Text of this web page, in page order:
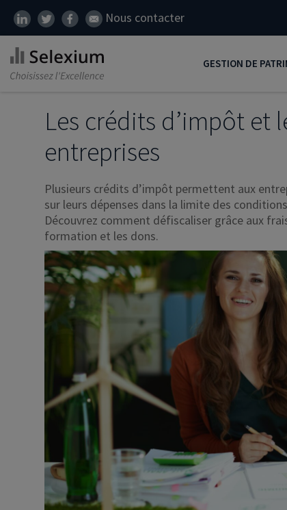
Nous contacter
GESTION DE
Réduire ses impôts
Transmission de
SCI
Comment placer
Défiscalisation
Dirigeant
Conseils fiscalité
Les crédits d’impôt et
entreprises
Plusieurs crédits d’impôt permettent aux
sur leurs dépenses dans la limite des
Découvrez comment défiscaliser grâce aux
formation et les dons.